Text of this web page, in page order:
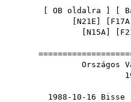
OB oldalra
N21E F17A
N15A
Országos
1988-10-16 Bisse